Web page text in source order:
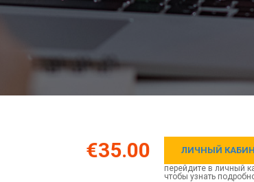
€35.00 ЛИЧНЫЙ
перейдите в личный
чтобы узнать